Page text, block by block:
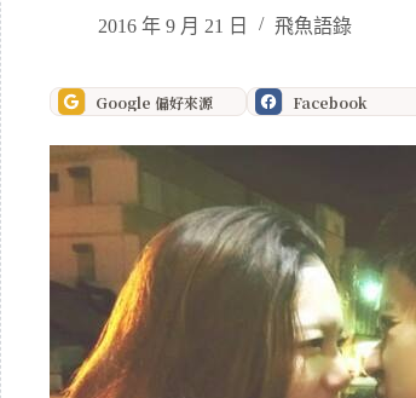
2016 年 9 月 21 日 飛魚語錄
Google 偏好來源 Facebook